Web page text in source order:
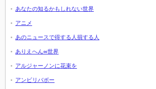
あなたの知るかもしれない世界
アニメ
あのニュースで得する人損する人
ありえへん∞世界
アルジャーノンに花束を
アンビリバボー